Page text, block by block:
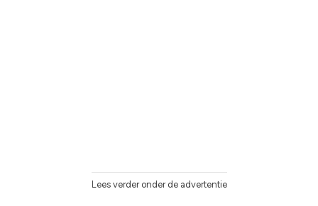
Lees verder onder de advertentie